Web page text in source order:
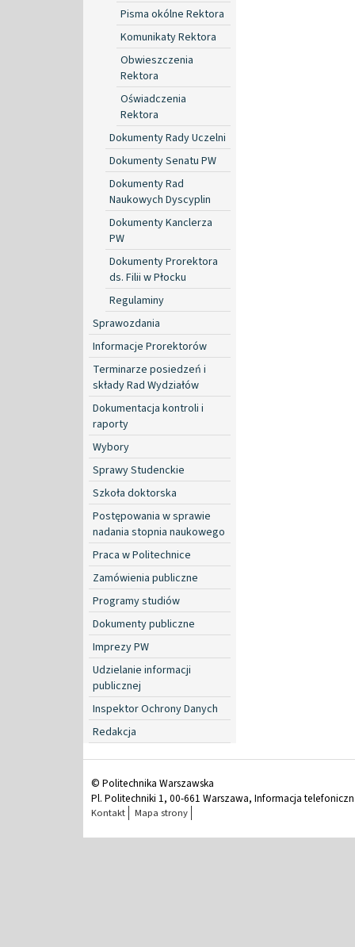
Pisma okólne Rektora
Komunikaty Rektora
Obwieszczenia
Rektora
Oświadczenia
Rektora
Dokumenty Rady Uczelni
Dokumenty Senatu PW
Dokumenty Rad
Naukowych Dyscyplin
Dokumenty Kanclerza
PW
Dokumenty Prorektora
ds. Filii w Płocku
Regulaminy
Sprawozdania
Informacje Prorektorów
Terminarze posiedzeń i
składy Rad Wydziałów
Dokumentacja kontroli i
raporty
Wybory
Sprawy Studenckie
Szkoła doktorska
Postępowania w sprawie
nadania stopnia naukowego
Praca w Politechnice
Zamówienia publiczne
Programy studiów
Dokumenty publiczne
Imprezy PW
Udzielanie informacji
publicznej
Inspektor Ochrony Danych
Redakcja
© Politechnika Warszawska
Pl. Politechniki 1, 00-661 Warszawa, Informacja
Kontakt Mapa strony